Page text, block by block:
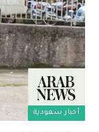
أخبار سعودية